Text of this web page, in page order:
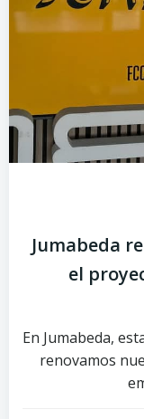
Jumabeda
el
En Jumabeda,
renovamos